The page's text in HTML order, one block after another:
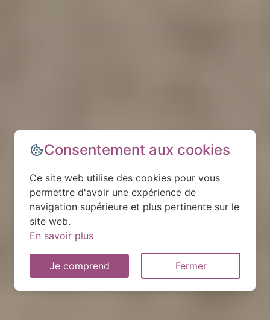
Consentement aux cookies
Ce site web utilise des cookies pour vous
permettre d'avoir une expérience de
navigation supérieure et plus pertinente sur le
site web.
En savoir plus
Je comprend Fermer